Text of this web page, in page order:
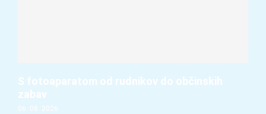
S fotoaparatom od rudnikov do občinskih
zabav
06. 08. 2026